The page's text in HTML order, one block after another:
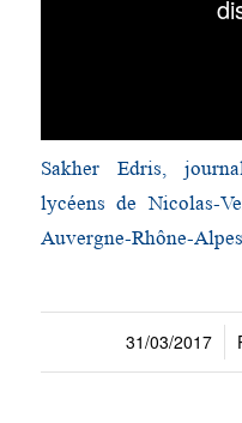
Sakher Edris,
lycéens de Nicolas-
Auvergne-Rhône-Alpes
31/03/2017
/